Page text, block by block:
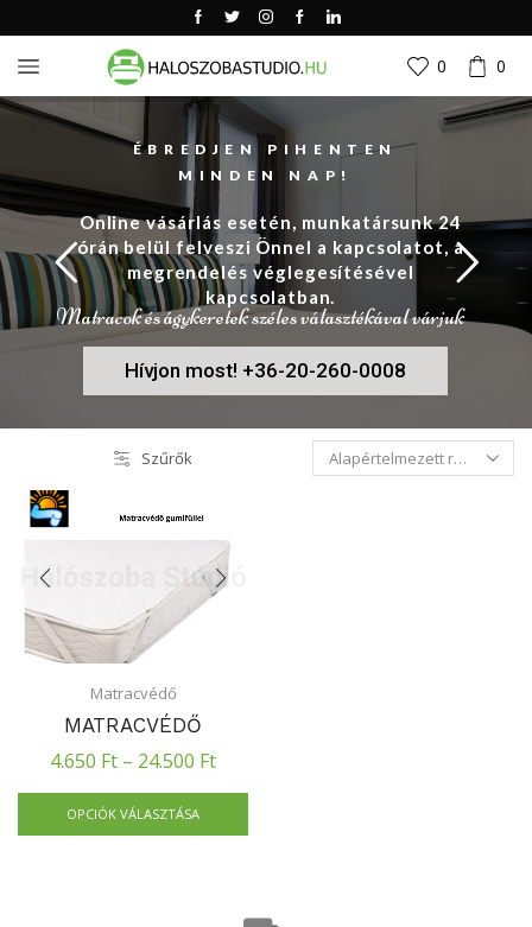
0 0
ÉBREDJEN PIHENTEN
MINDEN NAP!
Matracok és ágykeretek széles választékával várjuk
Online vásárlás esetén, munkatársunk 24
órán belül felveszi Önnel a kapcsolatot, a
megrendelés véglegesítésével
kapcsolatban.
Hívjon most! +36-20-260-0008
Szűrők
Matracvédő
MATRACVÉDŐ
4.650 Ft – 24.500 Ft
OPCIÓK VÁLASZTÁSA